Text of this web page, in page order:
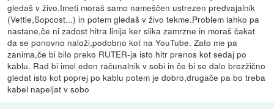
gledaš v živo.Imeti moraš samo nameščen ustrezen predvajalnik
(Vettle,Sopcost...) in potem gledaš v živo tekme.Problem lahko pa
nastane,če ni zadost hitra linija ker slika zamrzne in moraš čakat
da se ponovno naloži,podobno kot na YouTube. Zato me pa
zanima,če bi bilo preko RUTER-ja isto hitr prenos kot sedaj po
kablu. Rad bi imel eden računalnik v sobi in če bi se dalo brezžično
gledat isto kot poprej po kablu potem je dobro,drugače pa bo treba
kabel napeljat v sobo